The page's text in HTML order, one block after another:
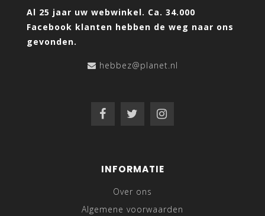
Al 25 jaar uw webwinkel. Ca. 34.000
Facebook klanten hebben de weg naar ons
gevonden.
hebbez@planet.nl
INFORMATIE
Over ons
Algemene voorwaarden